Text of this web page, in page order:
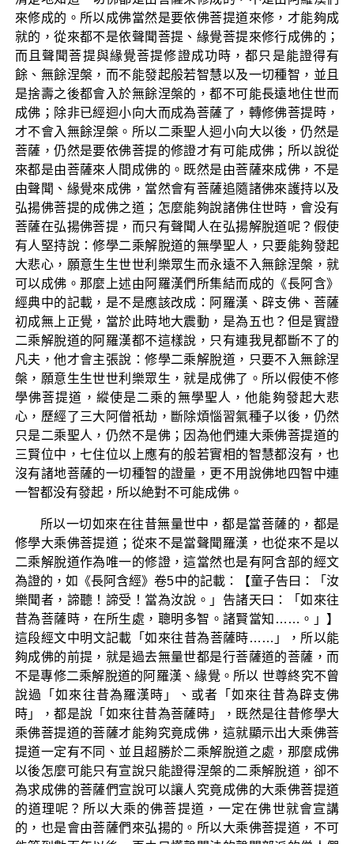
來修成的。所以成佛當然是要依佛菩提道來修，才能夠成
就的，從來都不是依聲聞菩提、緣覺菩提來修行成佛的；
而且聲聞菩提與緣覺菩提修證成功時，都只是能證得有
餘、無餘涅槃，而不能發起般若智慧以及一切種智，並且
是捨壽之後都會入於無餘涅槃的，都不可能長遠地住世而
成佛；除非已經迴小向大而成為菩薩了，轉修佛菩提時，
才不會入無餘涅槃。所以二乘聖人迴小向大以後，仍然是
菩薩，仍然是要依佛菩提的修證才有可能成佛；所以說從
來都是由菩薩來人間成佛的。既然是由菩薩來成佛，不是
由聲聞、緣覺來成佛，當然會有菩薩追隨諸佛來護持以及
弘揚佛菩提的成佛之道；怎麼能夠說諸佛住世時，會没有
菩薩在弘揚佛菩提，而只有聲聞人在弘揚解脫道呢？假使
有人堅持說：修學二乘解脫道的無學聖人，只要能夠發起
大悲心，願意生生世世利樂眾生而永遠不入無餘涅槃，就
可以成佛。那麼上述由阿羅漢們所集結而成的《長阿含》
經典中的記載，是不是應該改成：阿羅漢、辟支佛、菩薩
初成無上正覺，當於此時地大震動，是為五也？但是實證
二乘解脫道的阿羅漢都不這樣說，只有連我見都斷不了的
凡夫，他才會主張說：修學二乘解脫道，只要不入無餘涅
槃，願意生生世世利樂眾生，就是成佛了。所以假使不修
學佛菩提道，縱使是二乘的無學聖人，他能夠發起大悲
心，歷經了三大阿僧祇劫，斷除煩惱習氣種子以後，仍然
只是二乘聖人，仍然不是佛；因為他們連大乘佛菩提道的
三賢位中，七住位以上應有的般若實相的智慧都沒有，也
沒有諸地菩薩的一切種智的證量，更不用說佛地四智中連
一智都没有發起，所以絶對不可能成佛。
所以一切如來在往昔無量世中，都是當菩薩的，都是
修學大乘佛菩提道；從來不是當聲聞羅漢，也從來不是以
二乘解脫道作為唯一的修證，這當然也是有阿含部的經文
為證的，如《長阿含經》卷5中的記載：【童子告曰：「汝
樂聞者，諦聽！諦受！當為汝說。」告諸天曰：「如來往
昔為菩薩時，在所生處，聰明多智。諸賢當知……。」】
這段經文中明文記載「如來往昔為菩薩時……」，所以能
夠成佛的前提，就是過去無量世都是行菩薩道的菩薩，而
不是專修二乘解脫道的阿羅漢、緣覺。所以 世尊終究不曾
說過「如來往昔為羅漢時」、或者「如來往昔為辟支佛
時」，都是說「如來往昔為菩薩時」，既然是往昔修學大
乘佛菩提道的菩薩才能夠究竟成佛，這就顯示出大乘佛菩
提道一定有不同、並且超勝於二乘解脫道之處，那麼成佛
以後怎麼可能只有宣說只能證得涅槃的二乘解脫道，卻不
為求成佛的菩薩們宣說可以讓人究竟成佛的大乘佛菩提道
的道理呢？所以大乘的佛菩提道，一定在佛世就會宣講
的，也是會由菩薩們來弘揚的。所以大乘佛菩提道，不可